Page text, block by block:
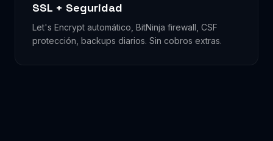
SSL + Seguridad
Let's Encrypt automático, BitNinja firewall, CSF
protección, backups diarios. Sin cobros extras.